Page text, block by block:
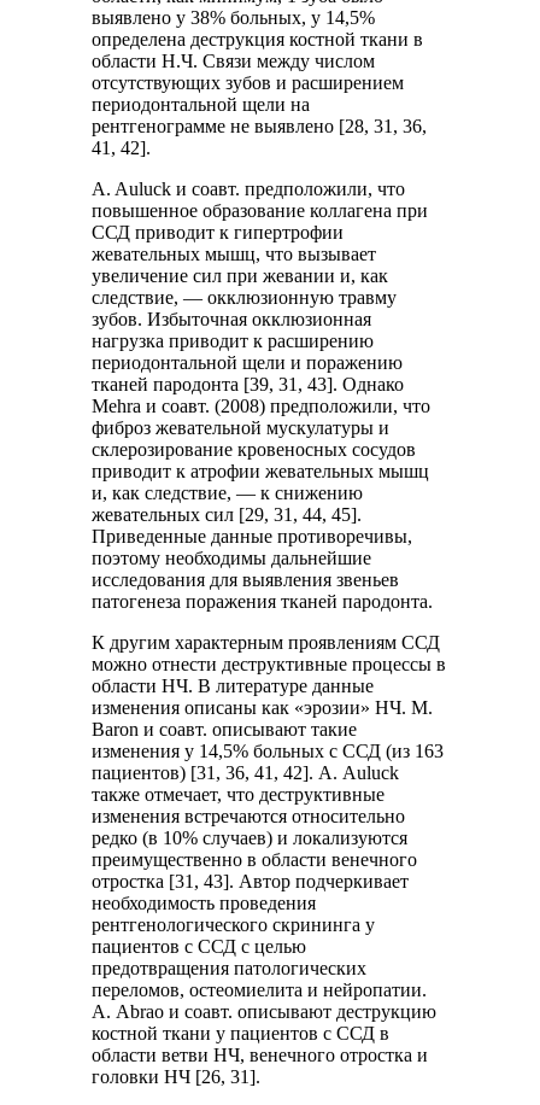
выявлено у 38% больных, у 14,5%
определена деструкция костной ткани в
области Н.Ч. Связи между числом
отсутствующих зубов и расширением
периодонтальной щели на
рентгенограмме не выявлено [28, 31, 36,
41, 42].
A. Auluck и соавт. предположили, что
повышенное образование коллагена при
ССД приводит к гипертрофии
жевательных мышц, что вызывает
увеличение сил при жевании и, как
следствие, — окклюзионную травму
зубов. Избыточная окклюзионная
нагрузка приводит к расширению
периодонтальной щели и поражению
тканей пародонта [39, 31, 43]. Однако
Mehra и соавт. (2008) предположили, что
фиброз жевательной мускулатуры и
склерозирование кровеносных сосудов
приводит к атрофии жевательных мышц
и, как следствие, — к снижению
жевательных сил [29, 31, 44, 45].
Приведенные данные противоречивы,
поэтому необходимы дальнейшие
исследования для выявления звеньев
патогенеза поражения тканей пародонта.
К другим характерным проявлениям ССД
можно отнести деструктивные процессы в
области НЧ. В литературе данные
изменения описаны как «эрозии» НЧ. М.
Baron и соавт. описывают такие
изменения у 14,5% больных с ССД (из 163
пациентов) [31, 36, 41, 42]. А. Auluck
также отмечает, что деструктивные
изменения встречаются относительно
редко (в 10% случаев) и локализуются
преимущественно в области венечного
отростка [31, 43]. Автор подчеркивает
необходимость проведения
рентгенологического скрининга у
пациентов с ССД с целью
предотвращения патологических
переломов, остеомиелита и нейропатии.
А. Abrao и соавт. описывают деструкцию
костной ткани у пациентов с ССД в
области ветви НЧ, венечного отростка и
головки НЧ [26, 31].